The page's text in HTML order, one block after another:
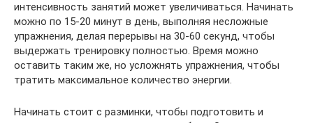
интенсивность занятий может увеличиваться. Начинать
можно по 15-20 минут в день, выполняя несложные
упражнения, делая перерывы на 30-60 секунд, чтобы
выдержать тренировку полностью. Время можно
оставить таким же, но усложнять упражнения, чтобы
тратить максимальное количество энергии.
Начинать стоит с разминки, чтобы подготовить и